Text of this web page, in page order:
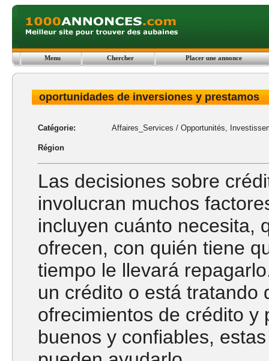
Menu Chercher Placer une annonce
oportunidades de inversiones y prestamos
Catégorie: Affaires_Services / Opportunités,
Région
Las decisiones sobre
involucran muchos
incluyen cuánto necesita,
ofrecen, con quién tiene
tiempo le llevará
un crédito o está tratando
ofrecimientos de crédito y
buenos y confiables,